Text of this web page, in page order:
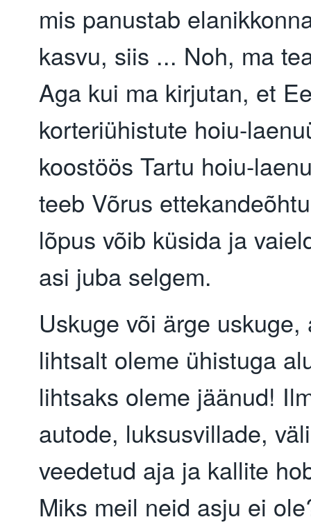
mis panustab
kasvu, siis ... Noh, ma
Aga kui ma kirjutan, et
korteriühistute hoiu-
koostöös Tartu hoiu-
teeb Võrus
lõpus võib küsida ja
asi juba selgem.
Uskuge või ärge uskuge,
lihtsalt oleme ühistuga
lihtsaks oleme jäänud!
autode, luksusvillade,
veedetud aja ja kallite
Miks meil neid asju ei